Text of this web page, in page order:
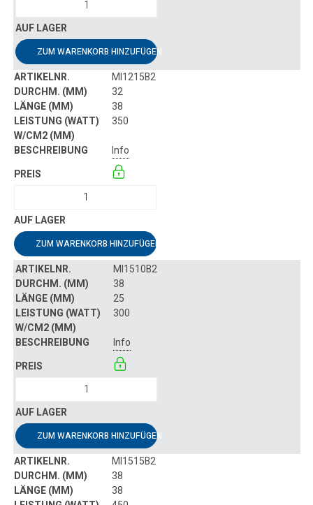
ZUM WARENKORB HINZUFÜGEN
MI1215B2
32
38
350
Info
ZUM WARENKORB HINZUFÜGEN
MI1510B2
38
25
300
Info
ZUM WARENKORB HINZUFÜGEN
MI1515B2
38
38